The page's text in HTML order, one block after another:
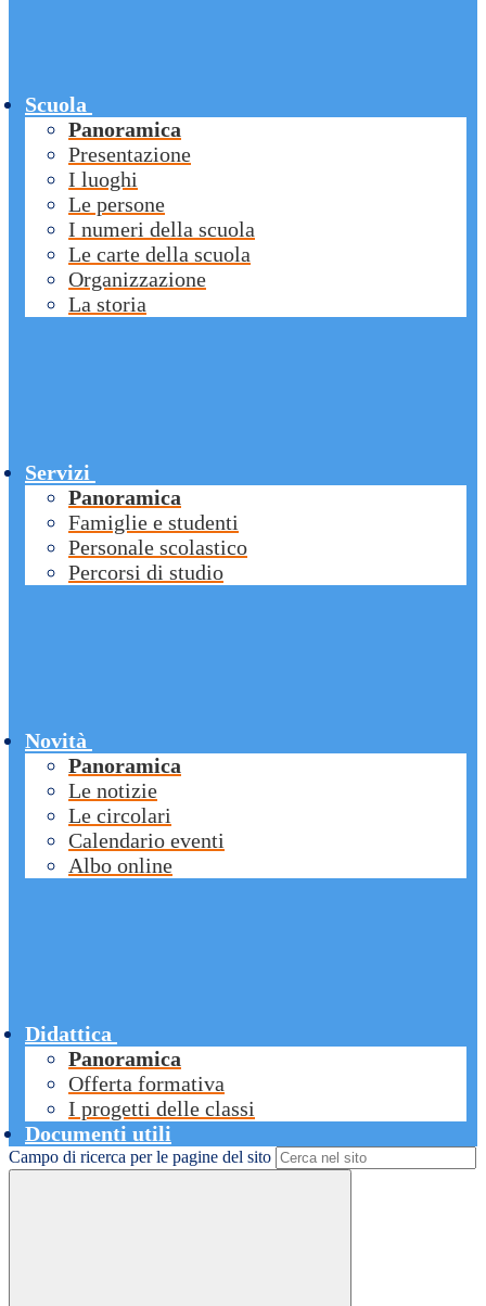
Scuola
Panoramica
Presentazione
I luoghi
Le persone
I numeri della scuola
Le carte della scuola
Organizzazione
La storia
Servizi
Panoramica
Famiglie e studenti
Personale scolastico
Percorsi di studio
Novità
Panoramica
Le notizie
Le circolari
Calendario eventi
Albo online
Didattica
Panoramica
Offerta formativa
I progetti delle classi
Documenti utili
Campo di ricerca per le pagine del sito